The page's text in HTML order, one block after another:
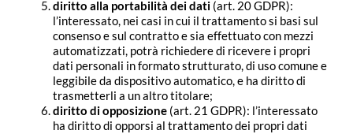
diritto alla portabilità dei dati(art. 20 GDPR):
l’interessato, nei casi in cui il trattamento si basi sul
consenso e sul contratto e sia effettuato con mezzi
automatizzati, potrà richiedere di ricevere i propri
dati personali in formato strutturato, di uso comune e
leggibile da dispositivo automatico, e ha diritto di
trasmetterli a un altro titolare;
diritto di opposizione(art. 21 GDPR): l’interessato
ha diritto di opporsi al trattamento dei propri dati